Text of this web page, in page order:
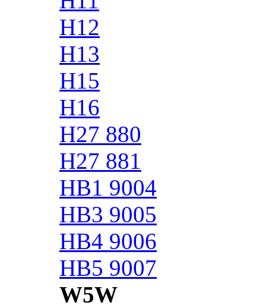
H12
H13
H15
H16
H27 880
H27 881
HB1 9004
HB3 9005
HB4 9006
HB5 9007
W5W